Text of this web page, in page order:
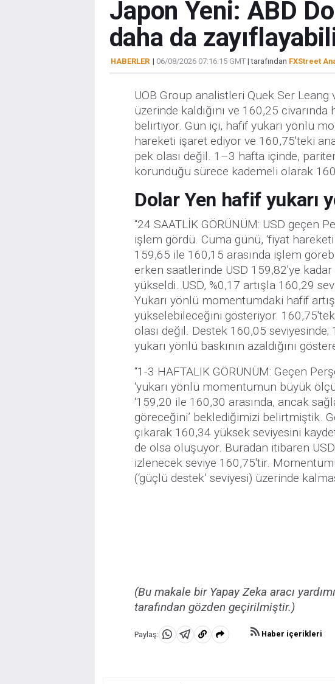
Japon Yeni: ABD
daha da
HABERLER | 06/08/2026 07:16:15 GMT| tarafından FXStreet
UOB Group analistleri Quek Ser
üzerinde kaldığını ve 160,25 civarında
belirtiyor. Gün içi, hafif yukarı yönlü
hareketi işaret ediyor ve 160,75'teki
pek olası değil. 1–3 hafta içinde,
korunduğu sürece kademeli olarak
Dolar Yen hafif yukarı
“24 SAATLİK GÖRÜNÜM: USD geçen
işlem gördü. Cuma günü, ‘fiyat
159,65 ile 160,15 arasında işlem
erken saatlerinde USD 159,82'ye
yükseldi. USD, %0,17 artışla 160,29
Yukarı yönlü momentumdaki hafif
yükselebileceğini gösteriyor.
olası değil. Destek 160,05
yukarı yönlü baskının azaldığını
“1-3 HAFTALIK GÖRÜNÜM: Geçen
‘yukarı yönlü momentumun büyük
‘159,20 ile 160,30 arasında, ancak
göreceğini’ beklediğimizi belirtmiştik.
çıkarak 160,34 yüksek seviyesini
de olsa oluşuyor. Buradan itibaren
izlenecek seviye 160,75'tir.
(‘güçlü destek’ seviyesi) üzerinde
(Bu makale bir Yapay Zeka aracı
tarafından gözden geçirilmiştir.)
Paylaş:
WhatsApp'da
Telegram'da
Panoya
Haber içerikleri